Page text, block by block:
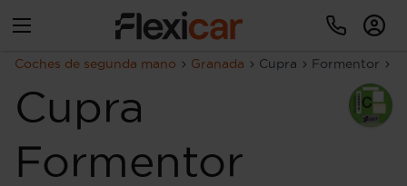
Coches de segunda mano Granada Cupra Formentor
Cupra
Formentor